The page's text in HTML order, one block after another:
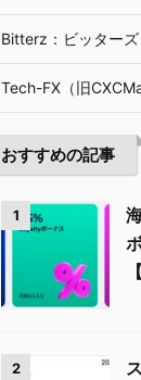
Bitterz：ビッター
Tech-FX（旧
おすすめの記事
1
2